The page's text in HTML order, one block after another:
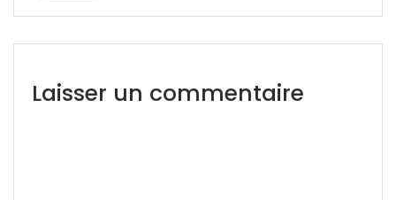
Laisser un commentaire